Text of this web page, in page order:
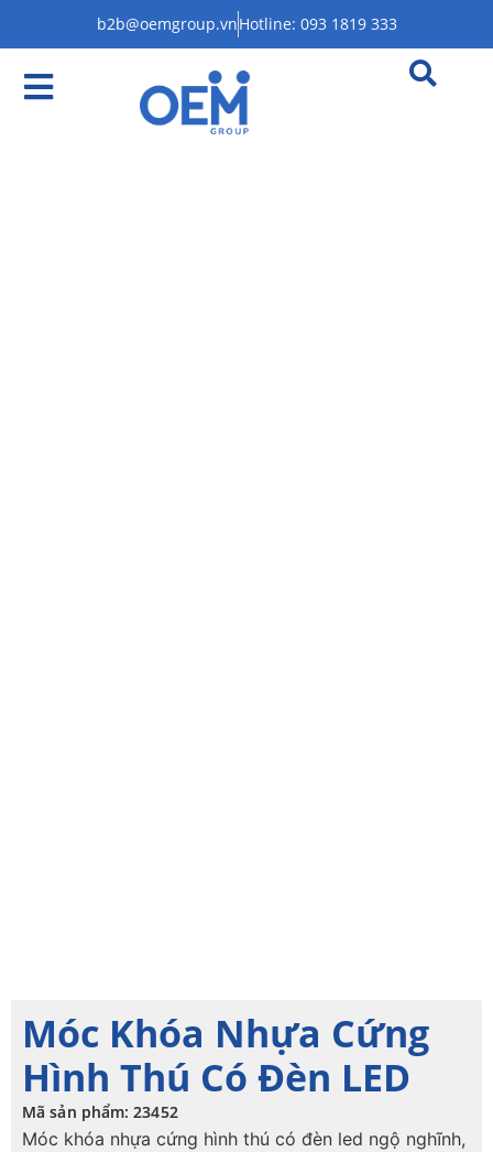
b2b@oemgroup.vnHotline: 093 1819 333
Móc Khóa Nhựa Cứng
Hình Thú Có Đèn LED
Mã sản phẩm: 23452
Móc khóa nhựa cứng hình thú có đèn led ngộ nghĩnh,